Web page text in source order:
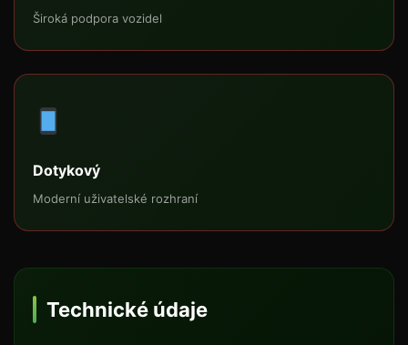
Široká podpora vozidel
Dotykový
Moderní uživatelské rozhraní
Technické údaje